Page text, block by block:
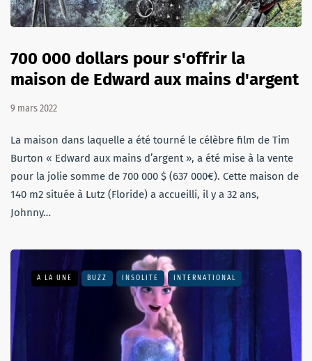
700 000 dollars pour s'offrir la
maison de Edward aux mains d'argent
9 mars 2022
La maison dans laquelle a été tourné le célèbre film de Tim
Burton « Edward aux mains d’argent », a été mise à la vente
pour la jolie somme de 700 000 $ (637 000€). Cette maison de
140 m2 située à Lutz (Floride) a accueilli, il y a 32 ans,
Johnny…
A LA UNE BUZZ INSOLITE INTERNATIONAL